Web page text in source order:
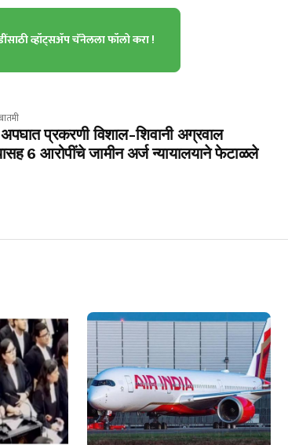
व्हॉट्सॲप चॅनेलला फॉलो करा !
अपघात प्रकरणी विशाल-शिवानी अग्रवाल
6 आरोपींचे जामीन अर्ज न्यायालयाने फेटाळले